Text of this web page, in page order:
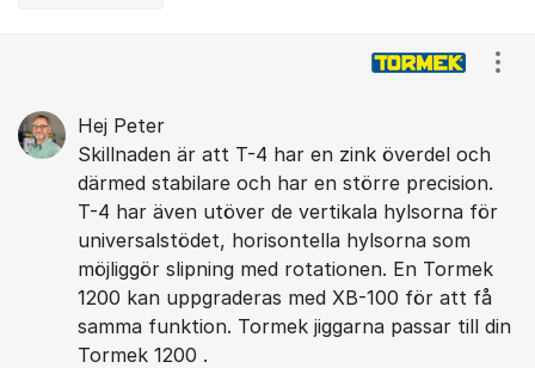
Hej Peter
Skillnaden är att T-4 har en zink överdel och
därmed stabilare och har en större precision.
T-4 har även utöver de vertikala hylsorna för
universalstödet, horisontella hylsorna som
möjliggör slipning med rotationen. En Tormek
1200 kan uppgraderas med XB-100 för att få
samma funktion. Tormek jiggarna passar till din
Tormek 1200 .